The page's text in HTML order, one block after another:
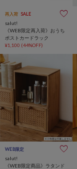
再入荷 SALE
salut!
《WEB限定再入荷》おうち
ポストカードラック
¥1,100 (44%OFF)
WEB限定
salut!
《WEB限定商品》ラタンド